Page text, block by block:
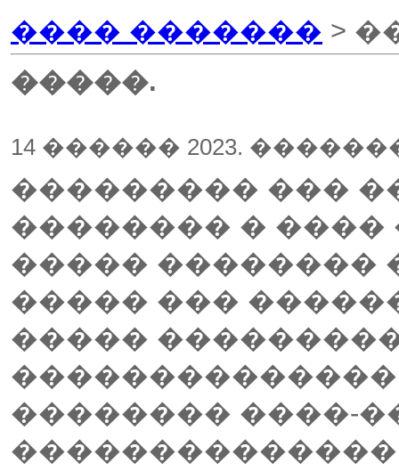
���� ������� >
�����.
14 ������ 2023.
��������� ���
�������� � ����
����� ��������
����� ���
�����
��������������
�������� ����-
��������������